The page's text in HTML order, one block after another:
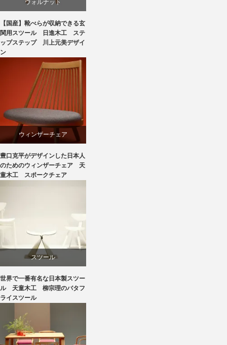
ウォルナット
スツール
国産
椅子
【国産】靴べらが収納できる玄
関用スツール 日進木工 ステ
ップステップ 川上元美デザイ
ン
ウィンザーチェア
デザイナーズ
国産
天童木工
成形合板
椅子
豊口克平がデザインした日本人
のためのウィンザーチェア 天
童木工 スポークチェア
スツール
ダイニング
天童木工
世界で一番有名な日本製スツー
ル 天童木工 柳宗理のバタフ
ライスツール